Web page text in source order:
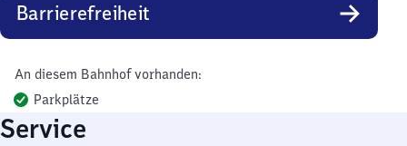
Barrierefreiheit
An diesem Bahnhof vorhanden:
Parkplätze
Service